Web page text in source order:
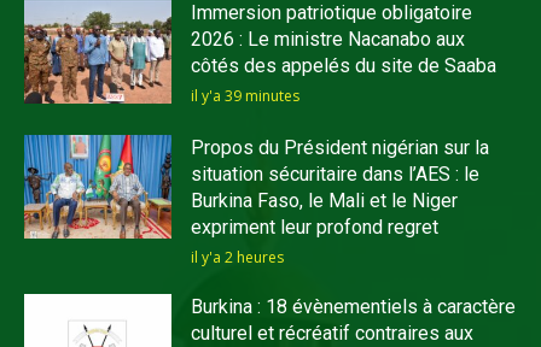
Immersion patriotique obligatoire
2026 : Le ministre Nacanabo aux
côtés des appelés du site de Saaba
il y'a 39 minutes
Propos du Président nigérian sur la
situation sécuritaire dans l’AES : le
Burkina Faso, le Mali et le Niger
expriment leur profond regret
il y'a 2 heures
Burkina : 18 évènementiels à caractère
culturel et récréatif contraires aux